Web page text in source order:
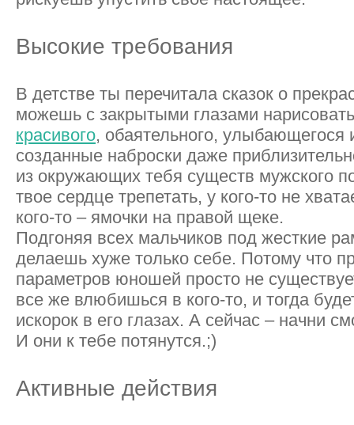
Высокие требования
В детстве ты перечитала сказок о
можешь с закрытыми глазами
красивого, обаятельного, улыбающегося
созданные наброски даже
из окружающих тебя существ мужского
твое сердце трепетать, у кого-то не
кого-то – ямочки на правой щеке.
Подгоняя всех мальчиков под жесткие
делаешь хуже только себе. Потому что
параметров юношей просто не
все же влюбишься в кого-то, и тогда
искорок в его глазах. А сейчас – начни
И они к тебе потянутся.;)
Активные действия